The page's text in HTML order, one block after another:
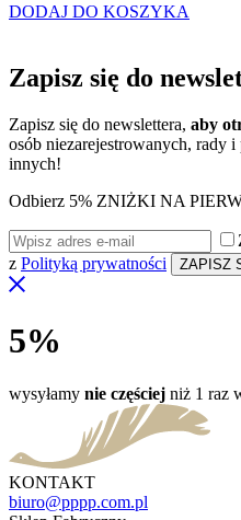
DODAJ DO KOSZYKA
Zapisz się do
Zapisz się do newslettera, aby
osób niezarejestrowanych, rady
innych!
Odbierz 5% ZNIŻKI NA
z Polityką prywatności
5%
wysyłamy nie częściej niż 1 raz
KONTAKT
biuro@pppp.com.pl